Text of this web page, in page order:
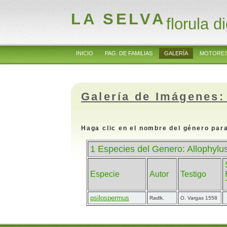
LA SELVAflorula
INICIO PAG. DE FAMILIAS GALERÍA
Galería de
Haga clic en el nombre del género
1 Especies del Genero:
Especie Autor Testigo
psilospermus Radlk. O. Vargas 1558